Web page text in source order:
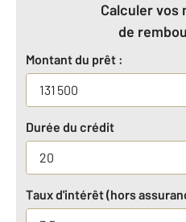
Calculer vos
de
Montant du prêt :
Durée du crédit
Taux d'intérêt (hors